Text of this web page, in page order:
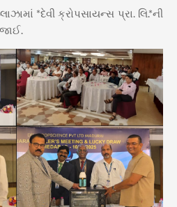
*દેવી ક્રોપસાયન્સ પ્રા. લિ.*ની